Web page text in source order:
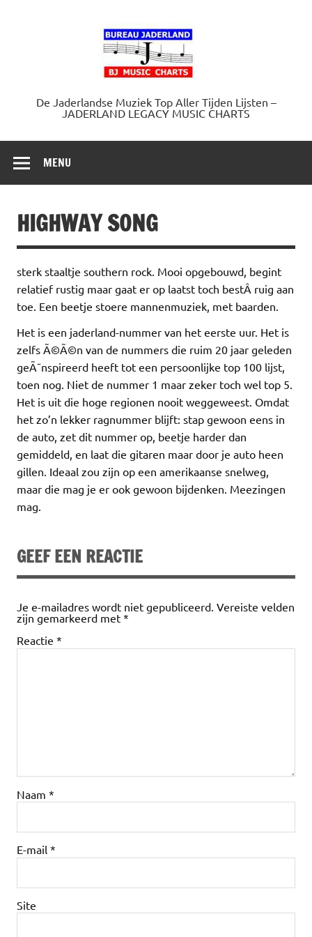
De Jaderlandse Muziek Top Aller Tijden Lijsten –
JADERLAND LEGACY MUSIC CHARTS
MENU
HIGHWAY SONG
sterk staaltje southern rock. Mooi opgebouwd, begint
relatief rustig maar gaat er op laatst toch bestÂ ruig aan
toe. Een beetje stoere mannenmuziek, met baarden.
Het is een jaderland-nummer van het eerste uur. Het is
zelfs Ã©Ã©n van de nummers die ruim 20 jaar geleden
geÃ¯nspireerd heeft tot een persoonlijke top 100 lijst,
toen nog. Niet de nummer 1 maar zeker toch wel top 5.
Het is uit die hoge regionen nooit weggeweest. Omdat
het zo’n lekker ragnummer blijft: stap gewoon eens in
de auto, zet dit nummer op, beetje harder dan
gemiddeld, en laat die gitaren maar door je auto heen
gillen. Ideaal zou zijn op een amerikaanse snelweg,
maar die mag je er ook gewoon bijdenken. Meezingen
mag.
GEEF EEN REACTIE
Je e-mailadres wordt niet gepubliceerd. Vereiste velden
zijn gemarkeerd met *
Reactie *
Naam *
E-mail *
Site